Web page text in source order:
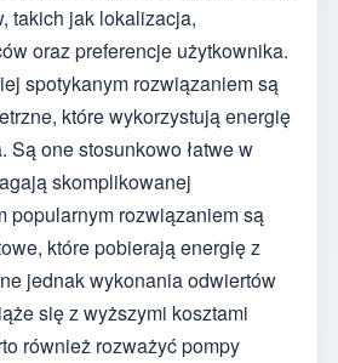
takich jak lokalizacja,
oraz preferencje użytkownika.
spotykanym rozwiązaniem są
które wykorzystują energię
Są one stosunkowo łatwe w
skomplikowanej
popularnym rozwiązaniem są
które pobierają energię z
jednak wykonania odwiertów
się z wyższymi kosztami
również rozważyć pompy